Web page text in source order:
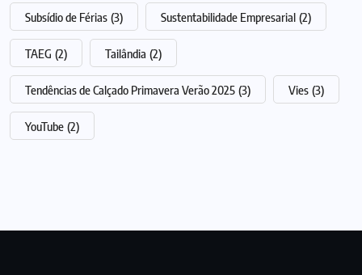
Subsídio de Férias (3) Sustentabilidade Empresarial (2)
TAEG (2) Tailândia (2)
Tendências de Calçado Primavera Verão 2025 (3) Vies (3)
YouTube (2)